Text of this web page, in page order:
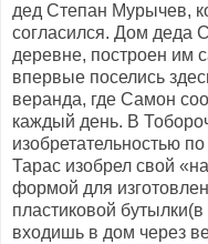
дед Степан Мурычев,
согласился. Дом деда
деревне, построен им
впервые поселись
веранда, где Самон
каждый день. В
изобретательностью
Тарас изобрел свой
формой для
пластиковой
входишь в дом через